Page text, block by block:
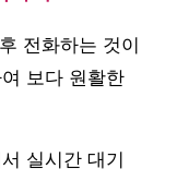
전화하는 것이
보다 원활한
실시간 대기